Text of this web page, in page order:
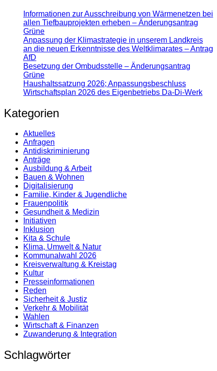
Informationen zur Ausschreibung von Wärmenetzen bei
allen Tiefbauprojekten erheben – Änderungsantrag
Grüne
Anpassung der Klimastrategie in unserem Landkreis
an die neuen Erkenntnisse des Weltklimarates – Antrag
AfD
Besetzung der Ombudsstelle – Änderungsantrag
Grüne
Haushaltssatzung 2026; Anpassungsbeschluss
Wirtschaftsplan 2026 des Eigenbetriebs Da-Di-Werk
Kategorien
Aktuelles
Anfragen
Antidiskrimi­nierung
Anträge
Ausbildung & Arbeit
Bauen & Wohnen
Digitalisierung
Familie, Kinder & Jugendliche
Frauenpolitik
Gesundheit & Medizin
Initiativen
Inklusion
Kita & Schule
Klima, Umwelt & Natur
Kommunalwahl 2026
Kreisverwaltung & Kreistag
Kultur
Presse­informationen
Reden
Sicherheit & Justiz
Verkehr & Mobilität
Wahlen
Wirtschaft & Finanzen
Zuwanderung & Integration
Schlagwörter